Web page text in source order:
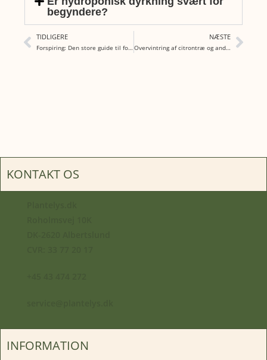
begyndere?
TIDLIGERE
Forspiring: Den store guide til forspiring af planter
NÆSTE
Overvintring af citrontræ og andre citrustræer
KONTAKT OS
INFORMATION